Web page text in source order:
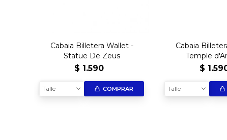
Cabaia Billetera Wallet -
Statue De Zeus
$ 1.590
Talle COMPRAR
Cabaia
Temple
$
Talle